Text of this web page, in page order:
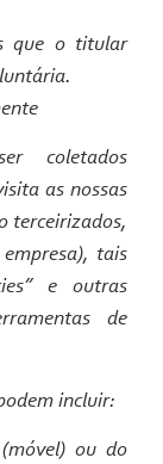
que o titular
coletados
as nossas
terceirizados,
tais
e outras
de
incluir:
ou do